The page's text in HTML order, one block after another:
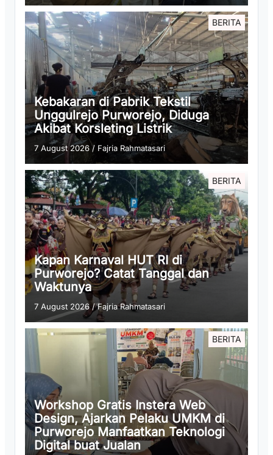
BERITA
Kebakaran di Pabrik Tekstil
Unggulrejo Purworejo, Diduga
Akibat Korsleting Listrik
7 August 2026/ Fajria Rahmatasari
BERITA
Kapan Karnaval HUT RI di
Purworejo? Catat Tanggal dan
Waktunya
7 August 2026 /Fajria Rahmatasari
BERITA
Workshop Gratis Instera Web
Design, Ajarkan Pelaku UMKM di
Purworejo Manfaatkan Teknologi
Digital buat Jualan